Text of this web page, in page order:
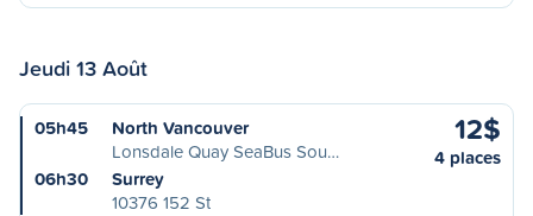
Jeudi 13 Août
05h45
North Vancouver
Lonsdale Quay SeaBus Sou…
06h30
Surrey
10376 152 St
12$
4 places